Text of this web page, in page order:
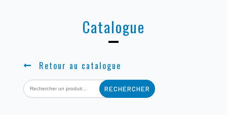
Catalogue
Retour au catalogue
Search
for: